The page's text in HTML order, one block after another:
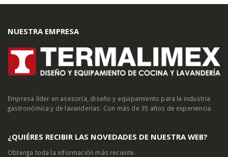
NUESTRA EMPRESA
Empresa líder en asesoría, diseño y equipamiento para la industria
gastronómica y de lavanderías. Con más de 35 años de experiencia.
¿QUIÉRES RECIBIR LAS NOVEDADES DE NUESTRA WEB?
Obtenga toda la información más reciente.